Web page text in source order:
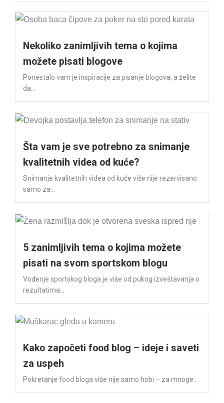
Nekoliko zanimljivih tema o kojima
možete pisati blogove
Ponestalo vam je inspiracije za pisanje blogova, a želite
da...
Šta vam je sve potrebno za snimanje
kvalitetnih videa od kuće?
Snimanje kvalitetnih videa od kuće više nije rezervisano
samo za...
5 zanimljivih tema o kojima možete
pisati na svom sportskom blogu
Vođenje sportskog bloga je više od pukog izveštavanja o
rezultatima...
Kako započeti food blog – ideje i saveti
za uspeh
Pokretanje food bloga više nije samo hobi – za mnoge...